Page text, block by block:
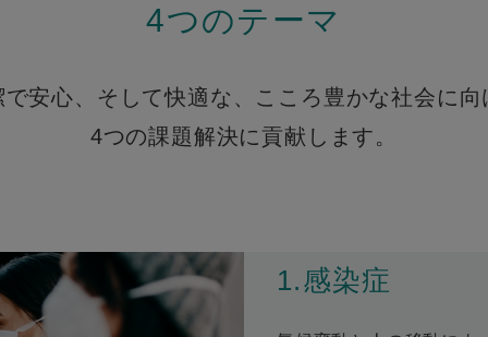
4つのテーマ
安心、そして快適な、 こころ豊かな社会に向
4つの課題解決に貢献します。
1.感染症